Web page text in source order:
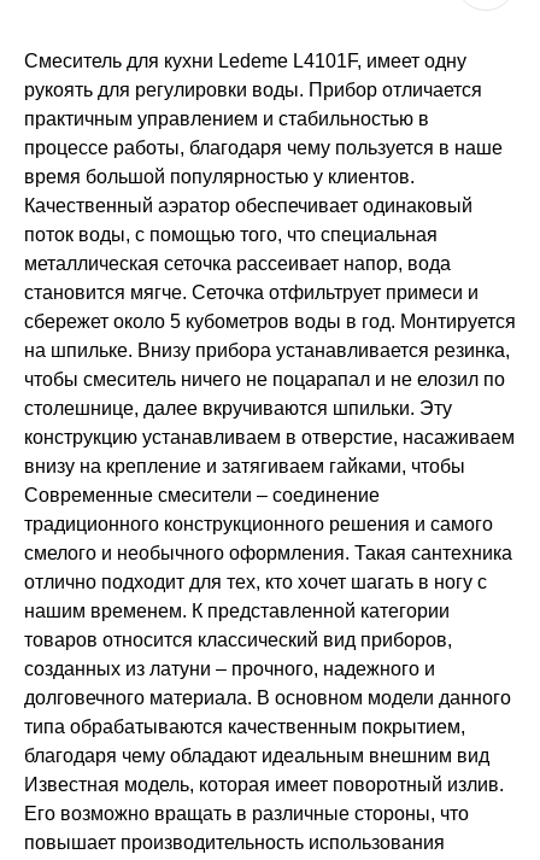
Смеситель для кухни Ledeme L4101F, имеет одну
рукоять для регулировки воды. Прибор отличается
практичным управлением и стабильностью в
процессе работы, благодаря чему пользуется в наше
время большой популярностью у клиентов.
Качественный аэратор обеспечивает одинаковый
поток воды, с помощью того, что специальная
металлическая сеточка рассеивает напор, вода
становится мягче. Сеточка отфильтрует примеси и
сбережет около 5 кубометров воды в год. Монтируется
на шпильке. Внизу прибора устанавливается резинка,
чтобы смеситель ничего не поцарапал и не елозил по
столешнице, далее вкручиваются шпильки. Эту
конструкцию устанавливаем в отверстие, насаживаем
внизу на крепление и затягиваем гайками, чтобы
Современные смесители – соединение
традиционного конструкционного решения и самого
смелого и необычного оформления. Такая сантехника
отлично подходит для тех, кто хочет шагать в ногу с
нашим временем. К представленной категории
товаров относится классический вид приборов,
созданных из латуни – прочного, надежного и
долговечного материала. В основном модели данного
типа обрабатываются качественным покрытием,
благодаря чему обладают идеальным внешним вид
Известная модель, которая имеет поворотный излив.
Его возможно вращать в различные стороны, что
повышает производительность использования